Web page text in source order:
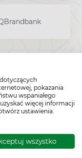
pokazania
wspaniałego
więcej informacji
ustawienia.
wszystko
z instrukcją